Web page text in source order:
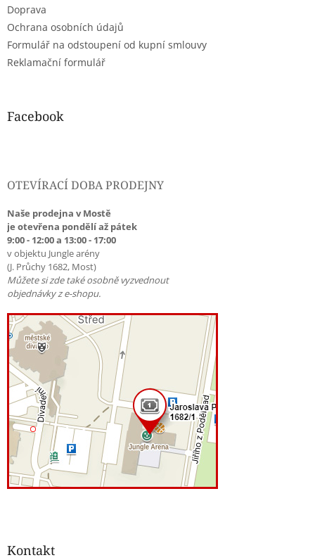
Doprava
Ochrana osobních údajů
Formulář na odstoupení od kupní smlouvy
Reklamační formulář
Facebook
OTEVÍRACÍ DOBA PRODEJNY
Naše prodejna v Mostě
je otevřena pondělí až pátek
9:00 - 12:00 a 13:00 - 17:00
v objektu Jungle arény
(J. Průchy 1682, Most)
Můžete si zde také osobně vyzvednout
objednávky z e-shopu.
Kontakt